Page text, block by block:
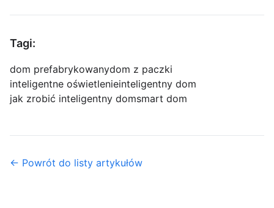
Tagi:
dom prefabrykowanydom z paczki
inteligentne oświetlenieinteligentny dom
jak zrobić inteligentny domsmart dom
← Powrót do listy artykułów